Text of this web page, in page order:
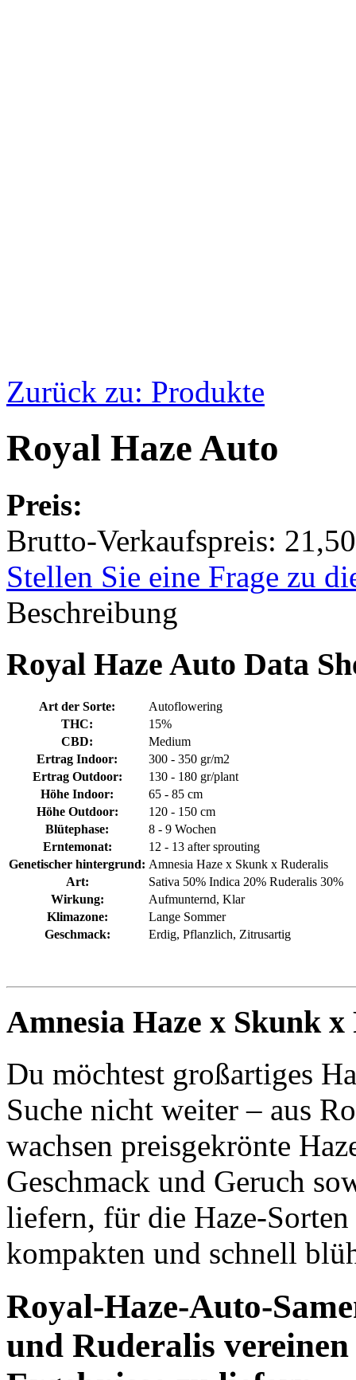
Zurück zu: Produkte
Royal Haze Auto
Preis:
Brutto-Verkaufspreis:
Stellen Sie eine Frage zu
Beschreibung
Royal Haze Auto Data
Art der Sorte:
Autoflowering
THC:
15%
CBD:
Medium
Ertrag Indoor:
300 - 350 gr/m2
Ertrag Outdoor:
130 - 180 gr/plant
Höhe Indoor:
65 - 85 cm
Höhe Outdoor:
120 - 150 cm
Blütephase:
8 - 9 Wochen
Erntemonat:
12 - 13 after sprouting
Genetischer hintergrund: Amnesia Haze x Skunk x Ruderalis
Art:
Sativa 50% Indica 20% Ruderalis 30%
Wirkung:
Aufmunternd, Klar
Klimazone:
Lange Sommer
Geschmack:
Erdig, Pflanzlich, Zitrusartig
Amnesia Haze x Skunk
Du möchtest großartiges
Suche nicht weiter – aus
wachsen preisgekrönte
Geschmack und Geruch
liefern, für die Haze-
kompakten und schnell
Royal-Haze-Auto-
und Ruderalis